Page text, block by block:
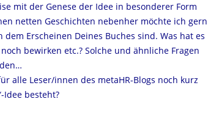
mit der Genese der Idee in besonderer Form
netten Geschichten nebenher möchte ich gern
Erscheinen Deines Buches sind. Was hat es
bewirken etc.? Solche und ähnliche Fragen
alle Leser/innen des metaHR-Blogs noch kurz
Idee besteht?